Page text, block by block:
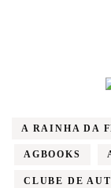
A RAINHA DA
AGBOOKS
CLUBE DE